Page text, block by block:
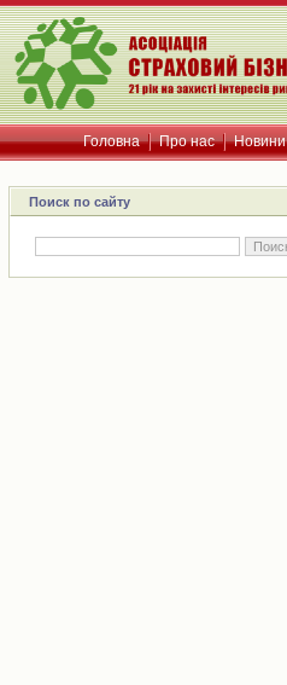
Головна Про нас Новини
Поиск по сайту